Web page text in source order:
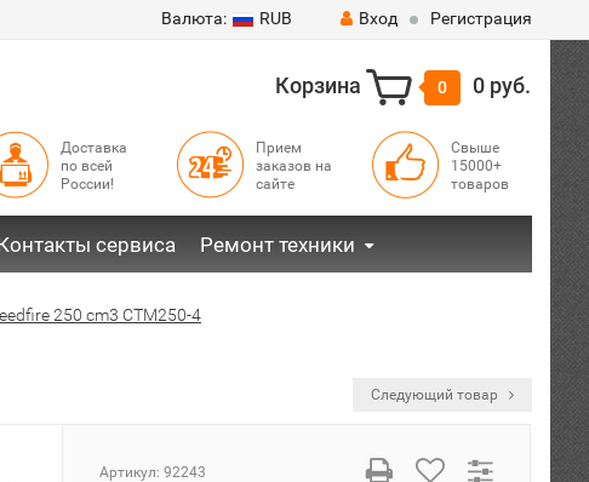
Валюта: RUB Вход Регистрация
Корзина 0 0 руб.
Доставка
по всей
России!
Прием
заказов на
сайте
Свыше
15000+
товаров
сервиса Ремонт техники
250 cm3 CTM250-4
Следующий товар
Артикул: 92243